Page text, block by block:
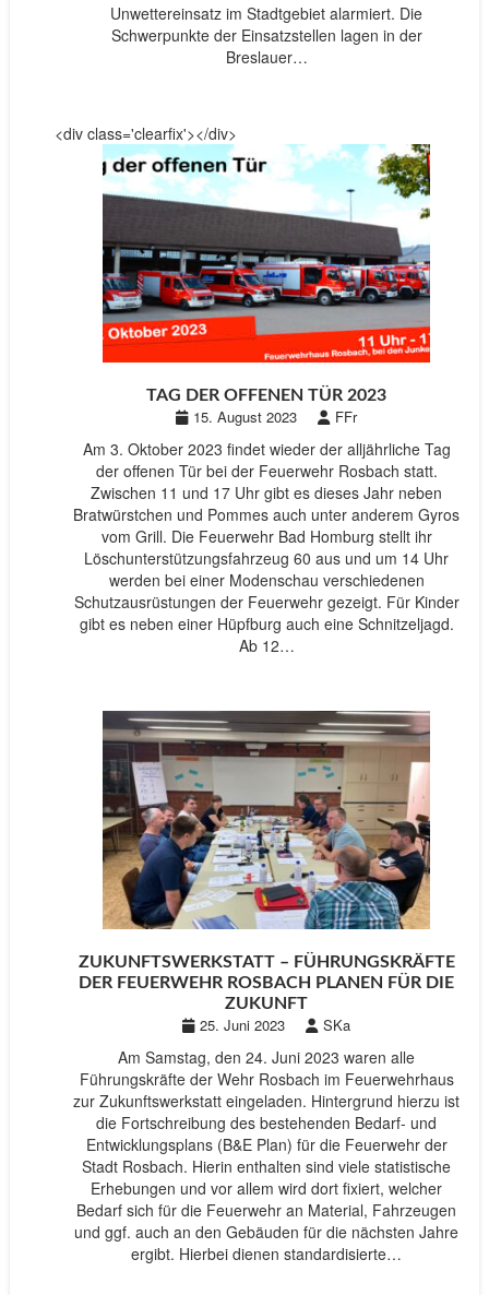
Unwettereinsatz im Stadtgebiet alarmiert. Die
Schwerpunkte der Einsatzstellen lagen in der
Breslauer…
<div class='clearfix'></div>
TAG DER OFFENEN TÜR 2023
15. August 2023 FFr
Am 3. Oktober 2023 findet wieder der alljährliche Tag
der offenen Tür bei der Feuerwehr Rosbach statt.
Zwischen 11 und 17 Uhr gibt es dieses Jahr neben
Bratwürstchen und Pommes auch unter anderem Gyros
vom Grill. Die Feuerwehr Bad Homburg stellt ihr
Löschunterstützungsfahrzeug 60 aus und um 14 Uhr
werden bei einer Modenschau verschiedenen
Schutzausrüstungen der Feuerwehr gezeigt. Für Kinder
gibt es neben einer Hüpfburg auch eine Schnitzeljagd.
Ab 12…
ZUKUNFTSWERKSTATT – FÜHRUNGSKRÄFTE
DER FEUERWEHR ROSBACH PLANEN FÜR DIE
ZUKUNFT
25. Juni 2023 SKa
Am Samstag, den 24. Juni 2023 waren alle
Führungskräfte der Wehr Rosbach im Feuerwehrhaus
zur Zukunftswerkstatt eingeladen. Hintergrund hierzu ist
die Fortschreibung des bestehenden Bedarf- und
Entwicklungsplans (B&E Plan) für die Feuerwehr der
Stadt Rosbach. Hierin enthalten sind viele statistische
Erhebungen und vor allem wird dort fixiert, welcher
Bedarf sich für die Feuerwehr an Material, Fahrzeugen
und ggf. auch an den Gebäuden für die nächsten Jahre
ergibt. Hierbei dienen standardisierte…